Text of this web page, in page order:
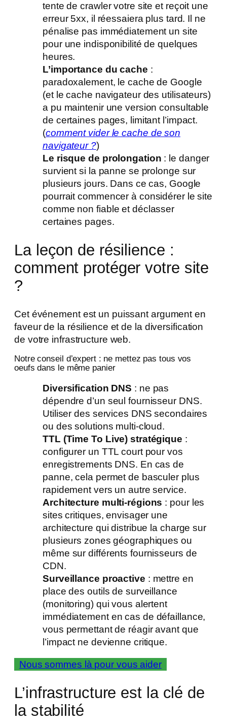
tente de crawler votre site et reçoit une
erreur 5xx, il réessaiera plus tard. Il ne
pénalise pas immédiatement un site
pour une indisponibilité de quelques
heures.
L’importance du cache :
paradoxalement, le cache de Google
(et le cache navigateur des utilisateurs)
a pu maintenir une version consultable
de certaines pages, limitant l’impact.
(comment vider le cache de son
navigateur ?)
Le risque de prolongation : le danger
survient si la panne se prolonge sur
plusieurs jours. Dans ce cas, Google
pourrait commencer à considérer le site
comme non fiable et déclasser
certaines pages.
La leçon de résilience :
comment protéger votre site
?
Cet événement est un puissant argument en
faveur de la résilience et de la diversification
de votre infrastructure web.
Notre conseil d’expert : ne mettez pas tous vos
oeufs dans le même panier
Diversification DNS : ne pas
dépendre d’un seul fournisseur DNS.
Utiliser des services DNS secondaires
ou des solutions multi-cloud.
TTL (Time To Live) stratégique :
configurer un TTL court pour vos
enregistrements DNS. En cas de
panne, cela permet de basculer plus
rapidement vers un autre service.
Architecture multi-régions : pour les
sites critiques, envisager une
architecture qui distribue la charge sur
plusieurs zones géographiques ou
même sur différents fournisseurs de
CDN.
Surveillance proactive : mettre en
place des outils de surveillance
(monitoring) qui vous alertent
immédiatement en cas de défaillance,
vous permettant de réagir avant que
l’impact ne devienne critique.
Nous sommes là pour vous aider
L’infrastructure est la clé de
la stabilité